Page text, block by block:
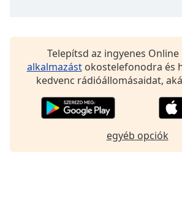
Telepítsd az ingyenes Online
alkalmazástokostelefonodra és
kedvenc rádióállomásaidat,
egyéb opciók